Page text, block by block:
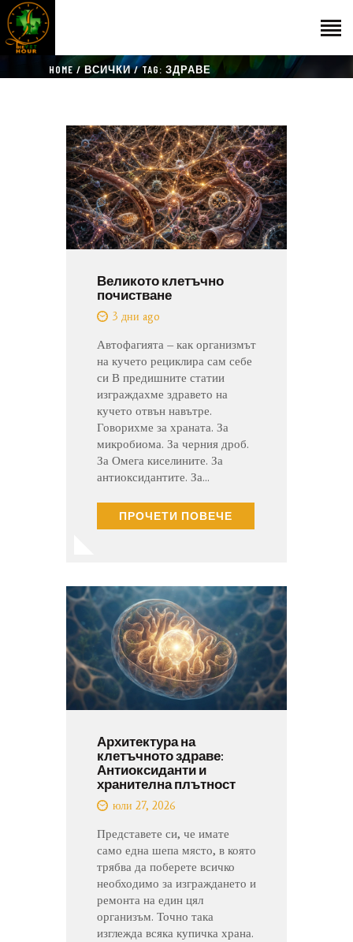
HOME ВСИЧКИ TAG: ЗДРАВЕ
ЕКИП
КАТАЛОГ
THE VET HOUR
БЛОГ
КОНТАКТ
Великото клетъчно
почистване
3 дни ago
Автофагията – как организмът
на кучето рециклира сам себе
си В предишните статии
изграждахме здравето на
кучето отвън навътре.
Говорихме за храната. За
микробиома. За черния дроб.
За Омега киселините. За
антиоксидантите. За…
ПРОЧЕТИ ПОВЕЧЕ
Архитектура на
клетъчното здраве:
Антиоксиданти и
хранителна плътност
юли 27, 2026
Представете си, че имате
само една шепа място, в която
трябва да поберете всичко
необходимо за изграждането и
ремонта на един цял
организъм. Точно така
изглежда всяка купичка храна.